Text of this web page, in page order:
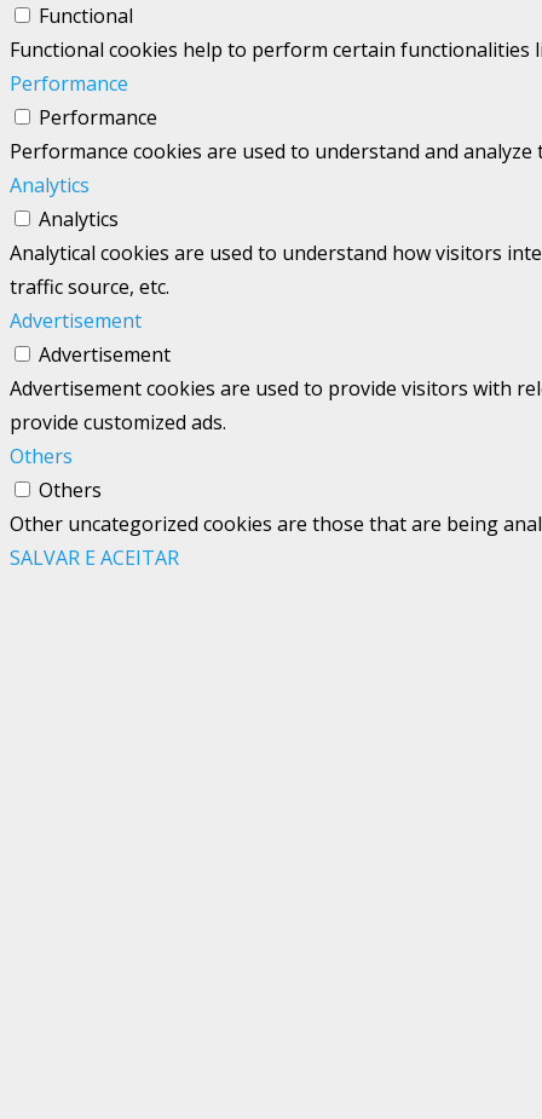
Functional
Functional cookies help to perform certain
Performance
Performance
Performance cookies are used to understand and
Analytics
Analytics
Analytical cookies are used to understand how visitors
traffic source, etc.
Advertisement
Advertisement
Advertisement cookies are used to provide visitors with
provide customized ads.
Others
Others
Other uncategorized cookies are those that are being
SALVAR E ACEITAR